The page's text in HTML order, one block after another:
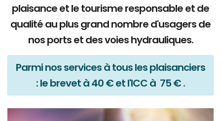
plaisance et le tourisme responsable et de
qualité au plus grand nombre d'usagers de
nos ports et des voies hydrauliques.
Parmi nos services à tous les plaisanciers
: le brevet à 40 € et l'ICC à 75 € .